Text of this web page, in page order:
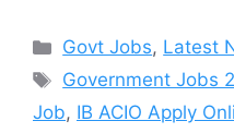
Categories
Govt Jobs, Latest
Tags
Government Jobs
Job, IB ACIO Apply